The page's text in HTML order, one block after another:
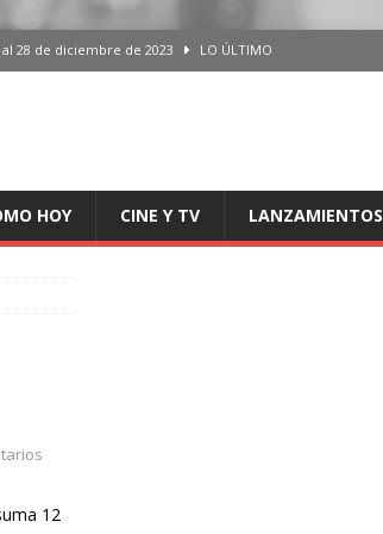
28 de diciembre de 2023 LO ÚLTIMO
de 2022 al 28 de diciembre de 2023
de 2022 al 28 de diciembre de 2023 LO
HOY CINE Y TV LANZAMIENTOS
12